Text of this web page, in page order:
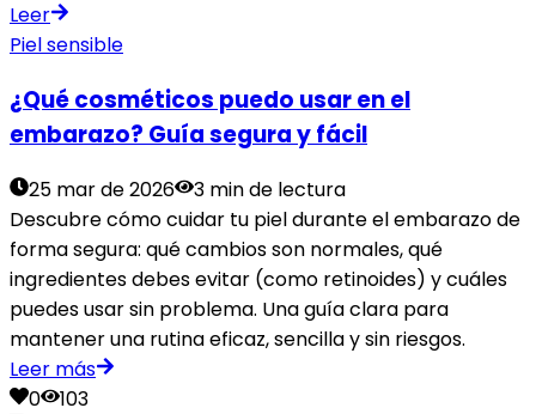
Leer
Piel sensible
¿Qué cosméticos puedo usar en el
embarazo? Guía segura y fácil
25 mar de 2026
3 min de lectura
Descubre cómo cuidar tu piel durante el embarazo de
forma segura: qué cambios son normales, qué
ingredientes debes evitar (como retinoides) y cuáles
puedes usar sin problema. Una guía clara para
mantener una rutina eficaz, sencilla y sin riesgos.
Leer más
0
103